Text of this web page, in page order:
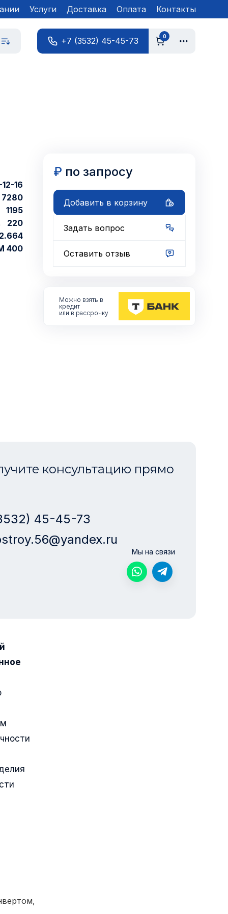
Услуги Доставка Оплата Контакты
+7 (3532) 45-45-73 0
16
7280
1195
220
2.664
400
₽ по запросу
Добавить в корзину
Задать вопрос
Оставить отзыв
Можно взять в
кредит
или в рассрочку
консультацию прямо
45-45-73
Мы на связи